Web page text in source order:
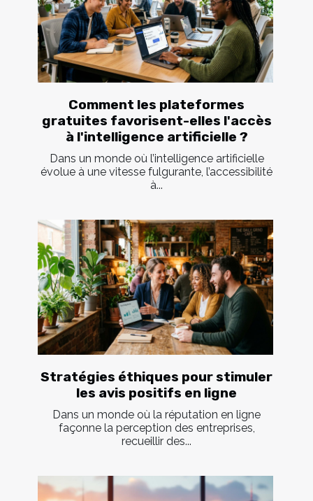
Comment les plateformes
gratuites favorisent-elles l'accès
à l'intelligence artificielle ?
Dans un monde où l’intelligence artificielle
évolue à une vitesse fulgurante, l’accessibilité
à...
Stratégies éthiques pour stimuler
les avis positifs en ligne
Dans un monde où la réputation en ligne
façonne la perception des entreprises,
recueillir des...